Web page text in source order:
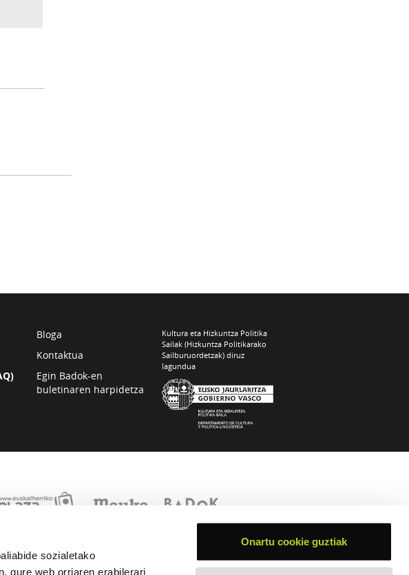
sozialetako
gure web orriaren erabilerari
Onartu cookie guztiak
Bloga
Kontaktua
Egin Badok-en
buletinaren harpidetza
Kultura eta Hizkuntza Politika
Sailak (Hizkuntza Politikarako
Sailburuordetzak) diruz
lagundua